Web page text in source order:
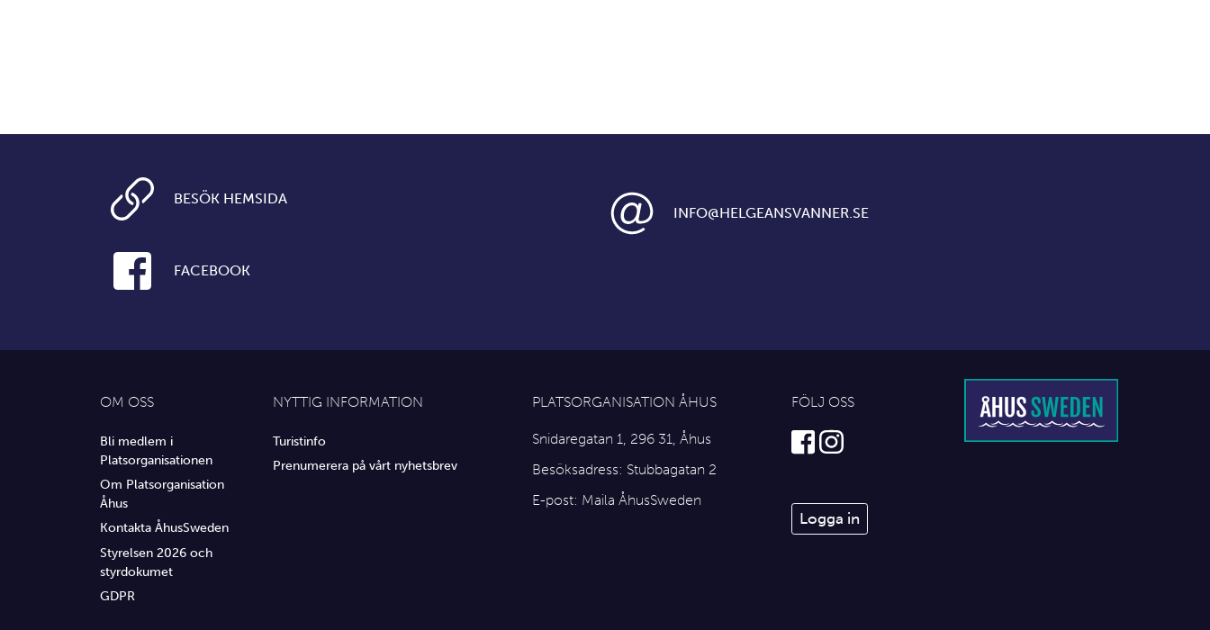
BESÖK HEMSIDA
INFO@HELGEANSVANNER.SE
FACEBOOK
OM OSS
Bli medlem i
Platsorganisationen
Om Platsorganisation
Åhus
Kontakta ÅhusSweden
Styrelsen 2026 och
styrdokumet
GDPR
NYTTIG INFORMATION
Turistinfo
Prenumerera på vårt nyhetsbrev
PLATSORGANISATION ÅHUS
Snidaregatan 1, 296 31, Åhus
Besöksadress: Stubbagatan 2
E-post: Maila ÅhusSweden
FÖLJ OSS
Logga in